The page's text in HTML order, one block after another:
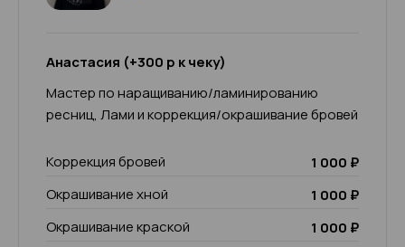
Анастасия (+300 р к чеку)
Мастер по наращиванию/ламинированию
ресниц, Лами и коррекция/окрашивание бровей
Коррекция бровей
1 000 ₽
Окрашивание хной
1 000 ₽
Окрашивание краской
1 000 ₽